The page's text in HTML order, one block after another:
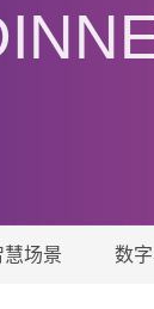
慧场景 数